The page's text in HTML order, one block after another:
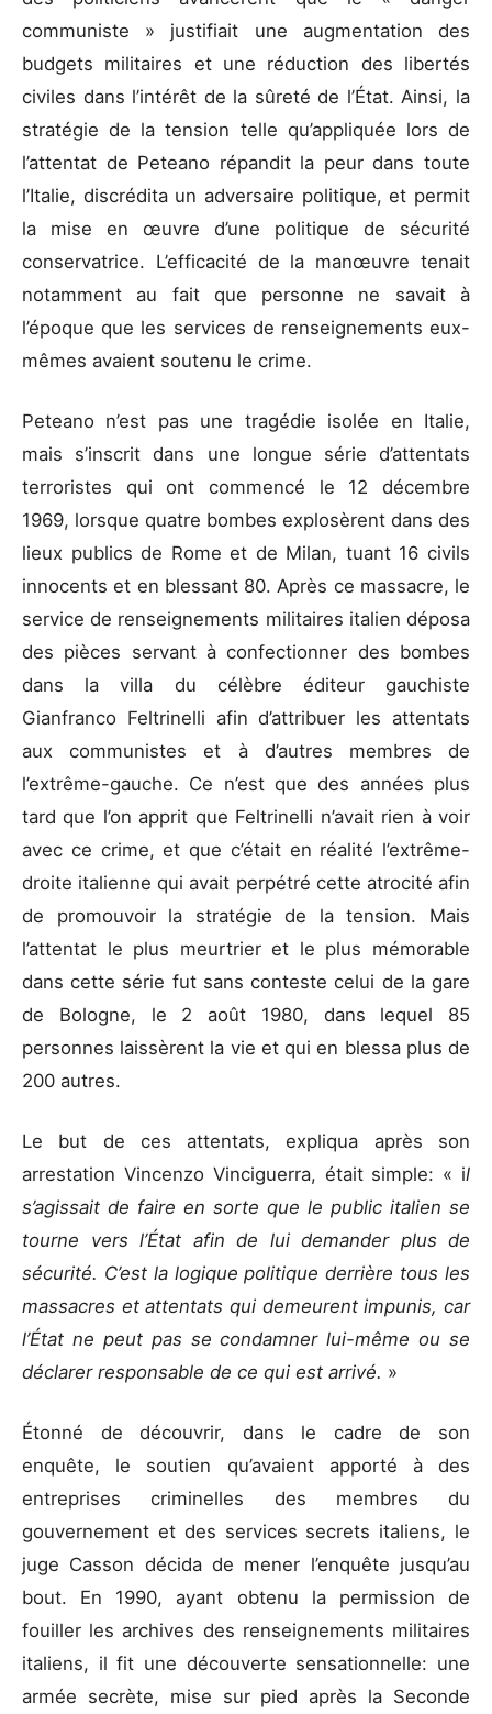
communiste » justifiait une augmentation des
budgets militaires et une réduction des libertés
civiles dans l’intérêt de la sûreté de l’État. Ainsi, la
stratégie de la tension telle qu’appliquée lors de
l’attentat de Peteano répandit la peur dans toute
l’Italie, discrédita un adversaire politique, et permit
la mise en œuvre d’une politique de sécurité
conservatrice. L’efficacité de la manœuvre tenait
notamment au fait que personne ne savait à
l’époque que les services de renseignements eux-
mêmes avaient soutenu le crime.
Peteano n’est pas une tragédie isolée en Italie,
mais s’inscrit dans une longue série d’attentats
terroristes qui ont commencé le 12 décembre
1969, lorsque quatre bombes explosèrent dans des
lieux publics de Rome et de Milan, tuant 16 civils
innocents et en blessant 80. Après ce massacre, le
service de renseignements militaires italien déposa
des pièces servant à confectionner des bombes
dans la villa du célèbre éditeur gauchiste
Gianfranco Feltrinelli afin d’attribuer les attentats
aux communistes et à d’autres membres de
l’extrême-gauche. Ce n’est que des années plus
tard que l’on apprit que Feltrinelli n’avait rien à voir
avec ce crime, et que c’était en réalité l’extrême-
droite italienne qui avait perpétré cette atrocité afin
de promouvoir la stratégie de la tension. Mais
l’attentat le plus meurtrier et le plus mémorable
dans cette série fut sans conteste celui de la gare
de Bologne, le 2 août 1980, dans lequel 85
personnes laissèrent la vie et qui en blessa plus de
200 autres.
Le but de ces attentats, expliqua après son
arrestation Vincenzo Vinciguerra, était simple: « il
s’agissait de faire en sorte que le public italien se
tourne vers l’État afin de lui demander plus de
sécurité. C’est la logique politique derrière tous les
massacres et attentats qui demeurent impunis, car
l’État ne peut pas se condamner lui-même ou se
déclarer responsable de ce qui est arrivé. »
Étonné de découvrir, dans le cadre de son
enquête, le soutien qu’avaient apporté à des
entreprises criminelles des membres du
gouvernement et des services secrets italiens, le
juge Casson décida de mener l’enquête jusqu’au
bout. En 1990, ayant obtenu la permission de
fouiller les archives des renseignements militaires
italiens, il fit une découverte sensationnelle: une
armée secrète, mise sur pied après la Seconde